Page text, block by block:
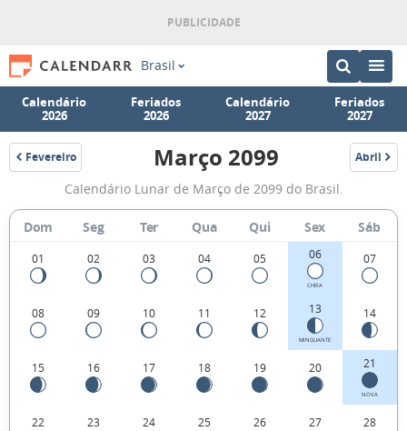
Brasil
Calendário
2026
Feriados
2026
Calendário
2027
Feriados
2027
Fevereiro
2099
Fases
da
Lua
Março
2099
Março 2099 Abril
2099
Calendário Lunar de Março de 2099 do Brasil.
Dom Seg Ter Qua Qui Sex Sáb
01 02 03 04 05 06
CHEIA
07
08 09 10 11 12 13
MINGUANTE
14
15 16 17 18 19 20 21
NOVA
22 23 24 25 26 27 28